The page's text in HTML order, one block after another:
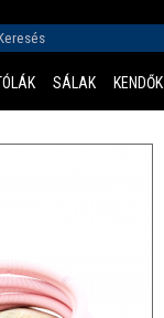
SÁLAK KENDŐK